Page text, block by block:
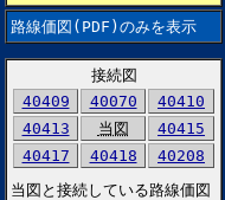
路線価図(PDF)のみを表示
接続図
40409
40070
40410
40413
当図
40415
40417
40418
40208
当図と接続している路線価図